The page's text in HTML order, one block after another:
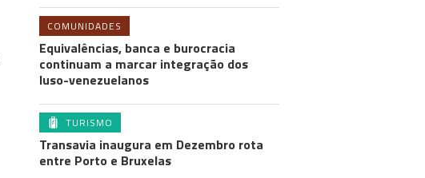
COMUNIDADES
Equivalências, banca e burocracia
continuam a marcar integração dos
luso-venezuelanos
TURISMO
Transavia inaugura em Dezembro rota
entre Porto e Bruxelas